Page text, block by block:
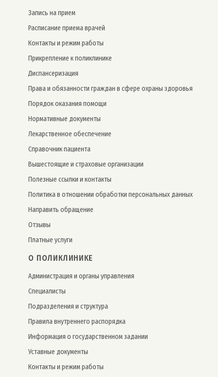
Запись на прием
Расписание приема врачей
Контакты и режим работы
Прикрепление к поликлинике
Дис­пансе­риза­ция
Права и обязанности граждан в сфере охраны здоровья
Порядок оказания помощи
Нормативные документы
Лекарственное обеспечение
Справочник пациента
Вышестоящие и страховые организации
Полезные ссылки и контакты
Политика в отношении обработки персональных данных
Направить обращение
Отзывы
Платные услуги
О ПОЛИКЛИНИКЕ
Администрация и органы управления
Специалисты
Подразделения и структура
Правила внутреннего распорядка
Информация о государственном задании
Уставные документы
Контакты и режим работы